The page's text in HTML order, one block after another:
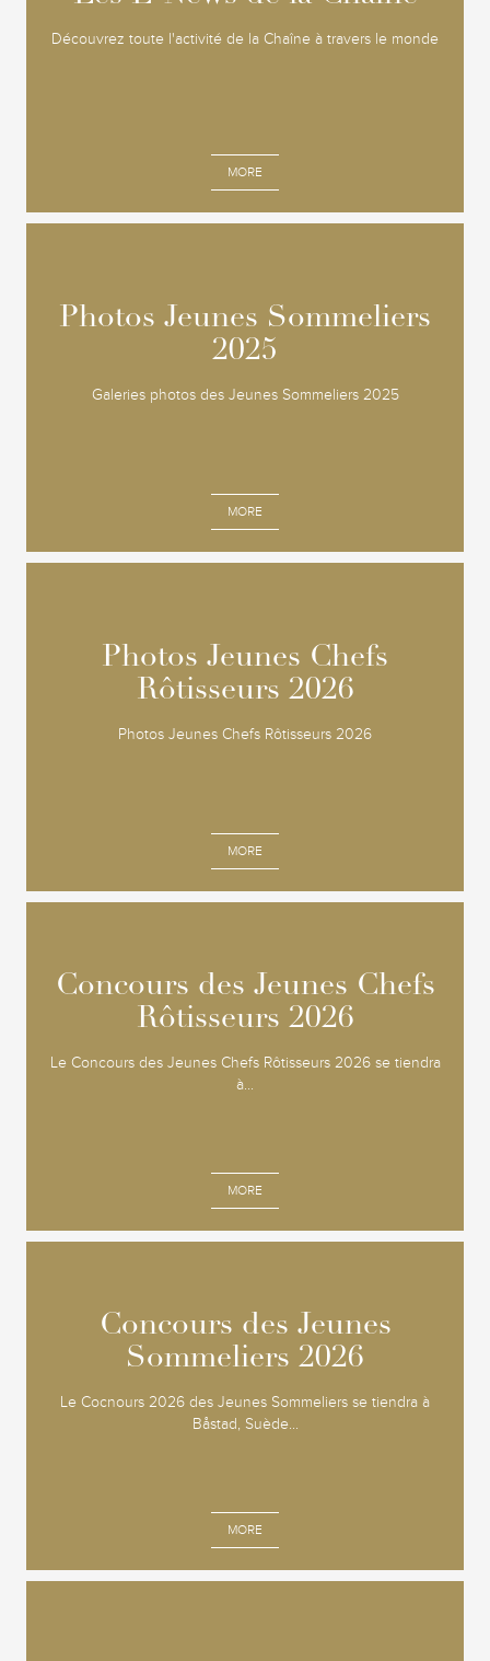
Découvrez toute l'activité de la Chaîne à travers le monde
MORE
Photos Jeunes Sommeliers
2025
Galeries photos des Jeunes Sommeliers 2025
MORE
Photos Jeunes Sommeliers
2025
Photos Jeunes Chefs
Rôtisseurs 2026
Photos Jeunes Chefs Rôtisseurs 2026
MORE
Photos Jeunes Chefs
Rôtisseurs 2026
Concours des Jeunes Chefs
Rôtisseurs 2026
Le Concours des Jeunes Chefs Rôtisseurs 2026 se tiendra
à...
MORE
Concours des Jeunes Chefs
Rôtisseurs 2026
Concours des Jeunes
Sommeliers 2026
Le Cocnours 2026 des Jeunes Sommeliers se tiendra à
Båstad, Suède...
MORE
Concours des Jeunes
Sommeliers 2026